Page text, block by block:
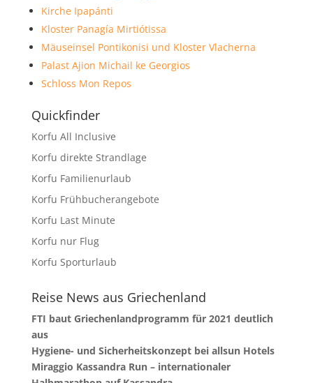
Kirche Ipapánti
Kloster Panagía Mirtiótissa
Mäuseinsel Pontikonisi und Kloster Vlacherna
Palast Ajion Michail ke Georgios
Schloss Mon Repos
Quickfinder
Korfu All Inclusive
Korfu direkte Strandlage
Korfu Familienurlaub
Korfu Frühbucherangebote
Korfu Last Minute
Korfu nur Flug
Korfu Sporturlaub
Reise News aus Griechenland
FTI baut Griechenlandprogramm für 2021 deutlich
aus
Hygiene- und Sicherheitskonzept bei allsun Hotels
Miraggio Kassandra Run – internationaler